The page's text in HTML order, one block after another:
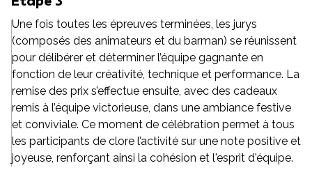
Une fois toutes les épreuves terminées, les jurys
(composés des animateurs et du barman) se réunissent
pour délibérer et déterminer l’équipe gagnante en
fonction de leur créativité, technique et performance. La
remise des prix s’effectue ensuite, avec des cadeaux
remis à l’équipe victorieuse, dans une ambiance festive
et conviviale. Ce moment de célébration permet à tous
les participants de clore l’activité sur une note positive et
joyeuse, renforçant ainsi la cohésion et l'esprit d'équipe.